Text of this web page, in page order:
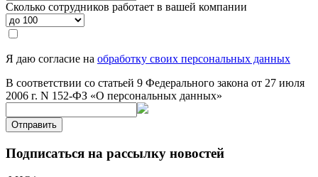
Сколько сотрудников работает в вашей компании
Я даю согласие на обработку своих персональных данных
В соответствии со статьей 9 Федерального закона от 27 июля
2006 г. N 152-ФЗ «О персональных данных»
Отправить
Подписаться на рассылку новостей